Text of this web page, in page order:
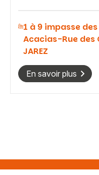
Rechercher
1 à 9 impasse
Acacias-Rue des
JAREZ
En savoir plus